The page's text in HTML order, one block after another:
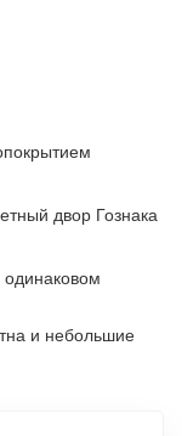
двор Гознака
и небольшие